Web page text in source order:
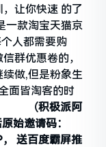
让你快速 的了
一款淘宝天猫京
人都需要购
群优惠卷的，
做,但是粉象生
面皆淘客的时
（积极派阿
始邀请码：
送百度霸屏推